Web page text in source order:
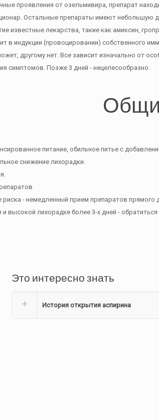
проявления от озельмивира, препарат
Остальные препараты имеют небольшую
известные лекарства, такие как амиксин,
в индукции (провоцировании) собственного
другому нет. Все зависит изначально от
симптомов. Позже 3 дней - нецелесообразно.
питание, обильное питье с
снижение лихорадки.
риска - немедленный прием препаратов прямого
высокой лихорадке более 3-х дней - обратиться
Это интересно знать
История открытия аспирина